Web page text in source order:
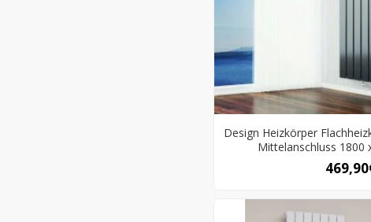
Design Heizkörper
Mittelanschluss 1800